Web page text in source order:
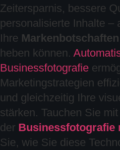
Zeitersparnis, bessere
personalisierte Inhalte –
Ihre Markenbotschaften
heben können.
Businessfotografie
Marketingstrategien
und gleichzeitig Ihre
stärken. Tauchen Sie
der Businessfotografie
Sie, wie Sie diese